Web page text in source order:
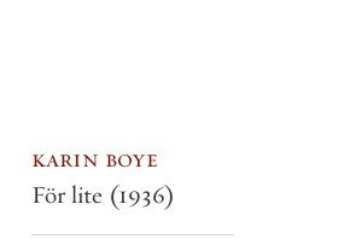
karin boye
För lite (1936)